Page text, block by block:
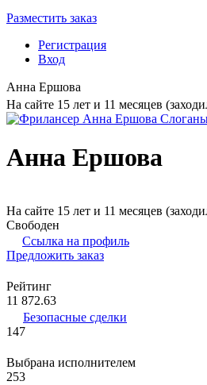
Разместить заказ
Регистрация
Вход
Анна Ершова
На сайте 15 лет и 11 месяцев
Анна Ершова
На сайте 15 лет и 11 месяцев
Свободен
Ссылка на профиль
Предложить заказ
Рейтинг
11 872.63
Безопасные сделки
147
Выбрана исполнителем
253